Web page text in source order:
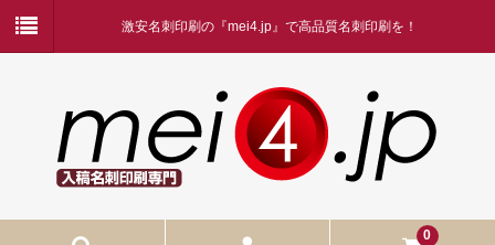
激安名刺印刷の『mei4.jp』で高品質名刺印刷を！
0